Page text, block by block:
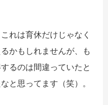
れは育休だけじゃなく
かもしれませんが、も
るのは間違っていたと
と思ってます（笑）。